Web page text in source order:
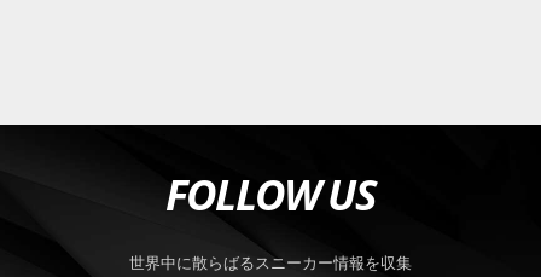
FOLLOW US
世界中に散らばるスニーカー情報を収集